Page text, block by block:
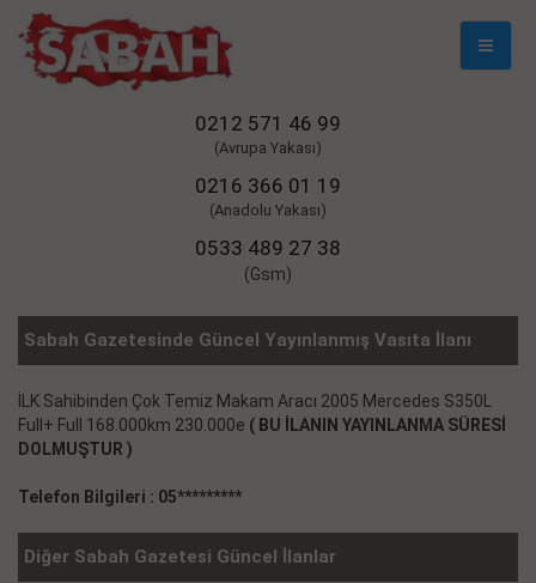
Mobil
0212 571 46 99
(Avrupa Yakası)
0216 366 01 19
(Anadolu Yakası)
0533 489 27 38
(Gsm)
Sabah Gazetesinde Güncel Yayınlanmış Vasıta İlanı
İLK Sahibinden Çok Temiz Makam Aracı 2005 Mercedes S350L
Full+ Full 168.000km 230.000e ( BU İLANIN YAYINLANMA SÜRESİ
DOLMUŞTUR )
Telefon Bilgileri : 05*********
Diğer Sabah Gazetesi Güncel İlanlar